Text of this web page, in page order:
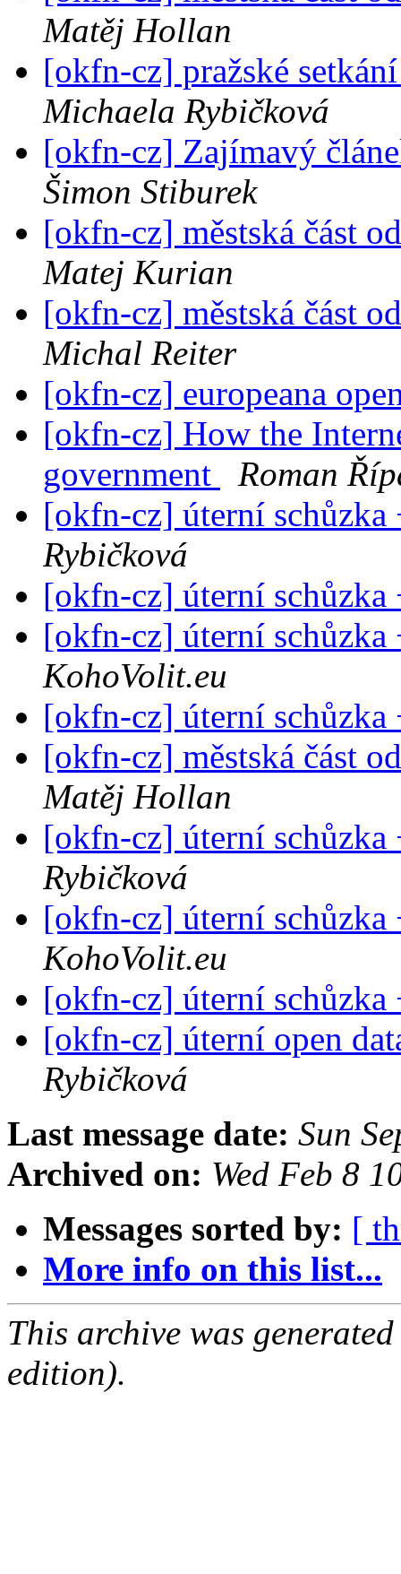
Matěj Hollan
[okfn-cz] pražské
Michaela Rybičková
[okfn-cz] Zajímavý
Šimon Stiburek
[okfn-cz] městská část
Matej Kurian
[okfn-cz] městská část
Michal Reiter
[okfn-cz] europeana
[okfn-cz] How the
government
Roman
[okfn-cz] úterní
Rybičková
[okfn-cz] úterní
[okfn-cz] úterní
KohoVolit.eu
[okfn-cz] úterní
[okfn-cz] městská část
Matěj Hollan
[okfn-cz] úterní
Rybičková
[okfn-cz] úterní
KohoVolit.eu
[okfn-cz] úterní
[okfn-cz] úterní open
Rybičková
Last message date: Sun
Archived on: Wed Feb 8
Messages sorted by: [
More info on this list...
This archive was
edition).